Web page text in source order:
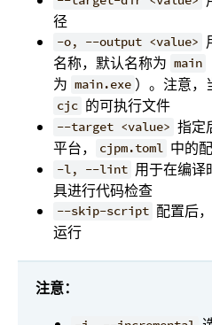
径
-o, --output <value>
名称，默认名称为 main
为 main.exe ）。注意，
cjc 的可执行文件
--target <value> 指定
平台，
cjpm.toml 中的
-l, --lint 用于在编译
具进行代码检查
--skip-script 配置后
运行
注意：